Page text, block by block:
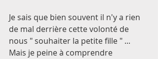
Je sais que bien souvent il n'y a rien
de mal derrière cette volonté de
nous " souhaiter la petite fille " ...
Mais je peine à comprendre